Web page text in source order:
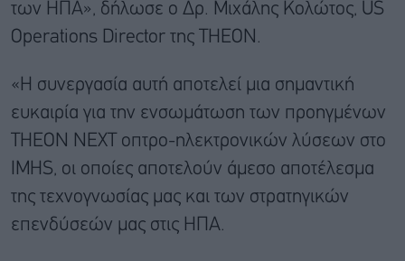
των ΗΠΑ», δήλωσε ο Δρ. Μιχάλης Κολώτος, US
Operations Director της ΤΗΕΟΝ.
«Η συνεργασία αυτή αποτελεί μια σημαντική
ευκαιρία για την ενσωμάτωση των προηγμένων
THEON NEXT οπτρο-ηλεκτρονικών λύσεων στο
IMHS, οι οποίες αποτελούν άμεσο αποτέλεσμα
της τεχνογνωσίας μας και των στρατηγικών
επενδύσεών μας στις ΗΠΑ.